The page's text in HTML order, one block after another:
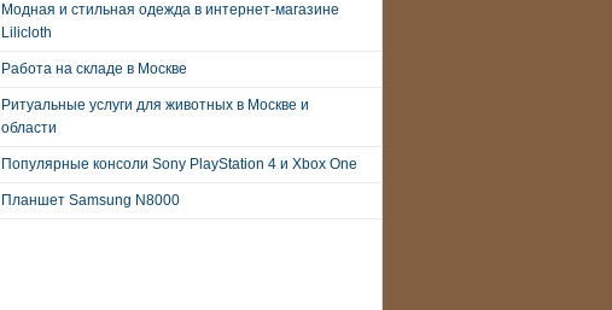
Модная и стильная одежда в интернет-магазине
Lilicloth
Работа на складе в Москве
Ритуальные услуги для животных в Москве и
области
Популярные консоли Sony PlayStation 4 и Xbox One
Планшет Samsung N8000